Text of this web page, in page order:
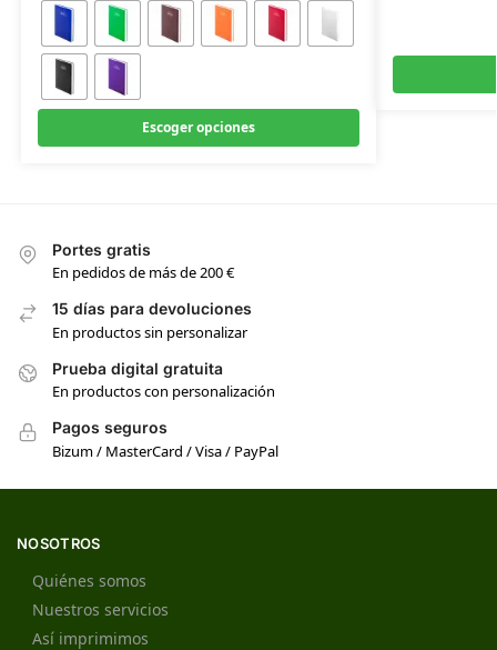
Escoger opciones
Portes gratis
En pedidos de más de 200 €
15 días para devoluciones
En productos sin personalizar
Prueba digital gratuita
En productos con personalización
Pagos seguros
Bizum / MasterCard / Visa / PayPal
NOSOTROS
Quiénes somos
Nuestros servicios
Así imprimimos